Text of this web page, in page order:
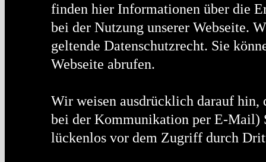
finden hier Informationen über die
bei der Nutzung unserer Webseite.
geltende Datenschutzrecht. Sie
Webseite abrufen.
Wir weisen ausdrücklich darauf hin,
bei der Kommunikation per E-Mail)
lückenlos vor dem Zugriff durch